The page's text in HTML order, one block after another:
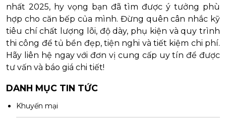
nhất 2025, hy vọng bạn đã tìm được ý tưởng phù
hợp cho căn bếp của mình. Đừng quên cân nhắc kỹ
tiêu chí chất lượng lõi, độ dày, phụ kiện và quy trình
thi công để tủ bền đẹp, tiện nghi và tiết kiệm chi phí.
Hãy liên hệ ngay với đơn vị cung cấp uy tín để được
tư vấn và báo giá chi tiết!
DANH MỤC TIN TỨC
Khuyến mại